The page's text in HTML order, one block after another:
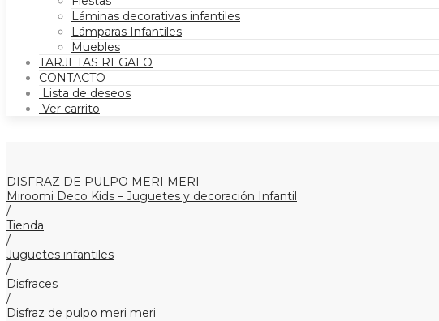
Láminas decorativas infantiles
Lámparas Infantiles
Muebles
TARJETAS REGALO
CONTACTO
Lista de deseos
Ver carrito
DISFRAZ DE PULPO MERI MERI
Miroomi Deco Kids – Juguetes y decoración Infantil
/
Tienda
/
Juguetes infantiles
/
Disfraces
/
Disfraz de pulpo meri meri